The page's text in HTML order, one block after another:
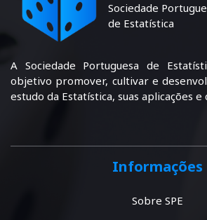
Sociedade
de Estatística
A Sociedade Portuguesa de
objetivo promover, cultivar e
estudo da Estatística, suas aplicações e
Informações
Sobre SPE